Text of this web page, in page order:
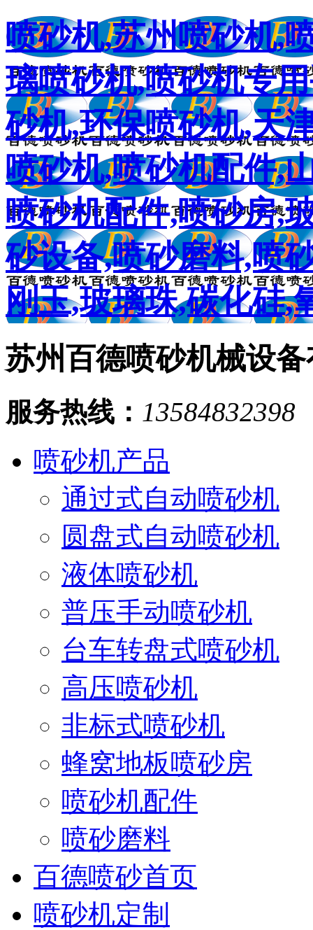
喷砂机,苏州喷砂机,
璃喷砂机,喷砂机专
砂机,环保喷砂机,天
喷砂机,喷砂机配件,
喷砂机配件,喷砂房,
砂设备,喷砂磨料,喷
刚玉,玻璃珠,碳化硅,
苏州百德喷砂机械设
服务热线： 13584832398
喷砂机产品
通过式自动喷砂机
圆盘式自动喷砂机
液体喷砂机
普压手动喷砂机
台车转盘式喷砂机
高压喷砂机
非标式喷砂机
蜂窝地板喷砂房
喷砂机配件
喷砂磨料
百德喷砂首页
喷砂机定制